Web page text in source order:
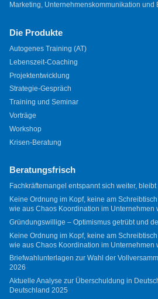
Marketing, Unternehmenskommunikation und
Die Produkte
Autogenes Training (AT)
Lebenszeit-Coaching
Projektentwicklung
Strategie-Gespräch
Training und Seminar
Vorträge
Workshop
Krisen-Beratung
Beratungsfrisch
Fachkräftemangel entspannt sich weiter,
Keine Ordnung im Kopf, keine am
wie aus Chaos Koordination im Unternehmen
Gründungswillige – Optimismus getrübt und
Keine Ordnung im Kopf, keine am
wie aus Chaos Koordination im Unternehmen
Briefwahlunterlagen zur Wahl der
2026
Aktuelle Analyse zur Überschuldung in
Deutschland 2025